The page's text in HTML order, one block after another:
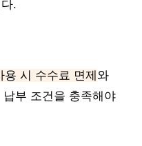
.
용 시 수수료 면제 와
부 조건을 충족해야